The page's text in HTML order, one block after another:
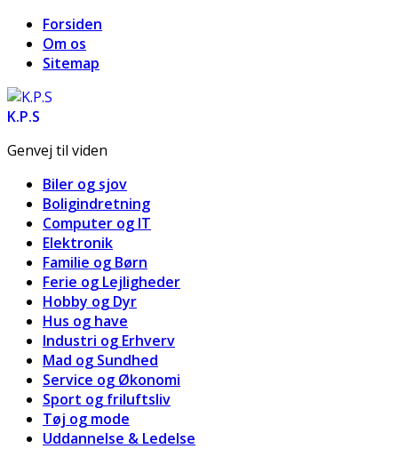
Forsiden
Om os
Sitemap
K.P.S
Genvej til viden
Biler og sjov
Boligindretning
Computer og IT
Elektronik
Familie og Børn
Ferie og Lejligheder
Hobby og Dyr
Hus og have
Industri og Erhverv
Mad og Sundhed
Service og Økonomi
Sport og friluftsliv
Tøj og mode
Uddannelse & Ledelse